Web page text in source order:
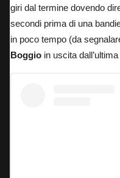
giri dal termine dovendo
secondi prima di una
in poco tempo (da
Boggio in uscita